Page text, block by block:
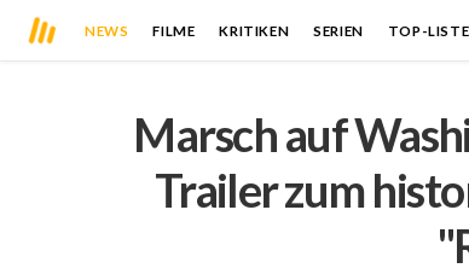
NEWS FILME KRITIKEN SERIEN TOP-
Marsch auf
Trailer zum